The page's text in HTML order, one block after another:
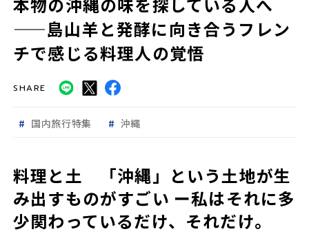
——島山羊と発酵に向き合うフレン
チで感じる料理人の覚悟
SHARE
国内旅行特集 沖縄
料理と土 「沖縄」という土地が生
み出すものがすごい ー私はそれに多
少関わっているだけ、それだけ。